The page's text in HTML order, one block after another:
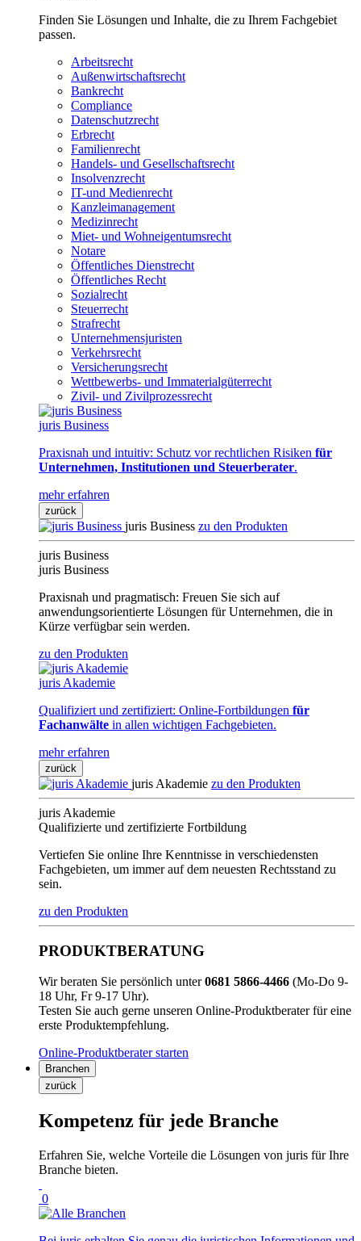
Finden Sie Lösungen und Inhalte, die zu Ihrem Fachgebiet
passen.
Arbeitsrecht
Außenwirtschaftsrecht
Bankrecht
Compliance
Datenschutzrecht
Erbrecht
Familienrecht
Handels- und Gesellschaftsrecht
Insolvenzrecht
IT-und Medienrecht
Kanzleimanagement
Medizinrecht
Miet- und Wohneigentumsrecht
Notare
Öffentliches Dienstrecht
Öffentliches Recht
Sozialrecht
Steuerrecht
Strafrecht
Unternehmensjuristen
Verkehrsrecht
Versicherungsrecht
Wettbewerbs- und Immaterialgüterrecht
Zivil- und Zivilprozessrecht
juris Business
Praxisnah und intuitiv: Schutz vor rechtlichen Risiken für
Unternehmen, Institutionen und Steuerberater.
mehr erfahren
zurück
juris Business zu den Produkten
juris Business
juris Business
Praxisnah und pragmatisch: Freuen Sie sich auf
anwendungsorientierte Lösungen für Unternehmen, die in
Kürze verfügbar sein werden.
zu den Produkten
juris Akademie
Qualifiziert und zertifiziert: Online-Fortbildungen für
Fachanwälte in allen wichtigen Fachgebieten.
mehr erfahren
zurück
juris Akademie zu den Produkten
juris Akademie
Qualifizierte und zertifizierte Fortbildung
Vertiefen Sie online Ihre Kenntnisse in verschiedensten
Fachgebieten, um immer auf dem neuesten Rechtsstand zu
sein.
zu den Produkten
PRODUKTBERATUNG
Wir beraten Sie persönlich unter0681 5866-4466 (Mo-Do 9-
18 Uhr, Fr 9-17 Uhr).
Testen Sie auch gerne unseren Online-Produktberater für eine
erste Produktempfehlung.
Online-Produktberater starten
Branchen
zurück
Kompetenz für jede Branche
Erfahren Sie, welche Vorteile die Lösungen von juris für Ihre
Branche bieten.
0